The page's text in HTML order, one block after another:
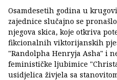
Osamdesetih godina u
zajednice slučajno se
njegova skica, koje otkriva
fikcionalnih viktorijanskih
"Randolpha Henryja Asha" i
feminističke ljubimice
usidjelica živjela sa